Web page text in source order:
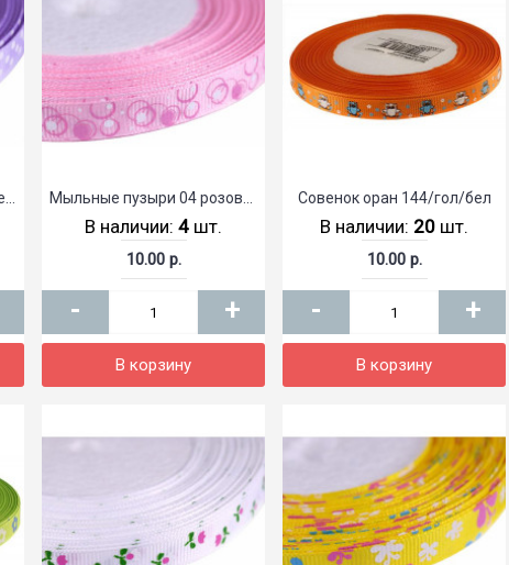
В наличии: 4 шт.
10.00 р.
- +
В корзину
Совенок оран 144/гол/бел
В наличии: 20 шт.
10.00 р.
- +
В корзину